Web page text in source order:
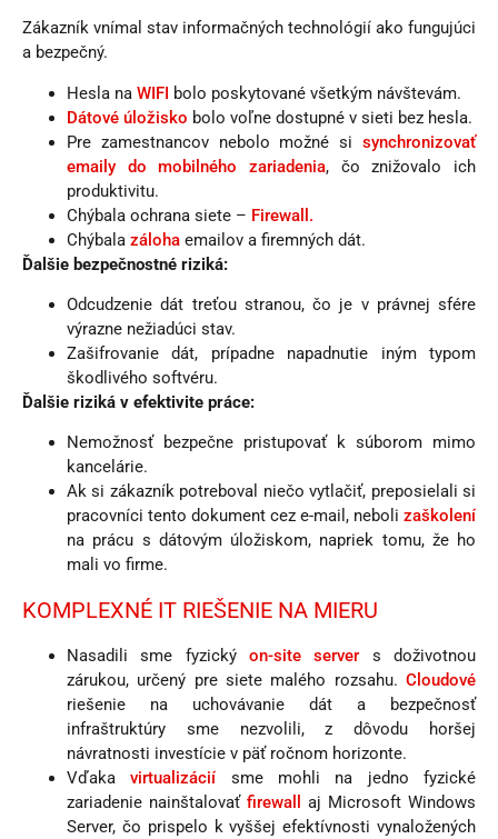
Zákazník vnímal stav informačných technológií ako fungujúci
a bezpečný.
Hesla na WIFI bolo poskytované všetkým návštevám.
Dátové úložisko bolo voľne dostupné v sieti bez hesla.
Pre zamestnancov nebolo možné si synchronizovať
emaily do mobilného zariadenia, čo znižovalo ich
produktivitu.
Chýbala ochrana siete – Firewall.
Chýbala záloha emailov a firemných dát.
Ďalšie bezpečnostné riziká:
Odcudzenie dát treťou stranou, čo je v právnej sfére
výrazne nežiadúci stav.
Zašifrovanie dát, prípadne napadnutie iným typom
škodlivého softvéru.
Ďalšie riziká v efektivite práce:
Nemožnosť bezpečne pristupovať k súborom mimo
kancelárie.
Ak si zákazník potreboval niečo vytlačiť, preposielali si
pracovníci tento dokument cez e-mail, neboli zaškolení
na prácu s dátovým úložiskom, napriek tomu, že ho
mali vo firme.
KOMPLEXNÉ IT RIEŠENIE NA MIERU
Nasadili sme fyzický on-site server s doživotnou
zárukou, určený pre siete malého rozsahu. Cloudové
riešenie na uchovávanie dát a bezpečnosť
infraštruktúry sme nezvolili, z dôvodu horšej
návratnosti investície v päť ročnom horizonte.
Vďakavirtualizácií sme mohli na jedno fyzické
zariadenie nainštalovať firewall
aj Microsoft Windows
Server, čo prispelo k vyššej efektívnosti vynaložených